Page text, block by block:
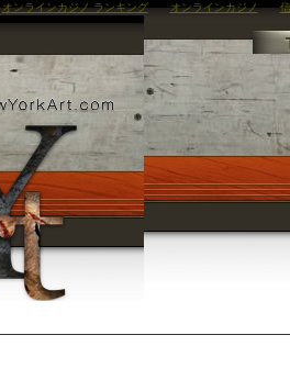
オンラインカジノ ランキング オンラインカジノ